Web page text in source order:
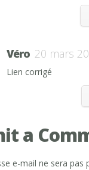
Véro 20 mars
Lien corrigé
a
e-mail ne sera pas